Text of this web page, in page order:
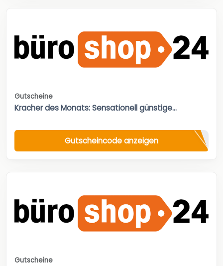
Gutscheine
Kracher des Monats: Sensationell günstige...
Gutscheincode anzeigen
Gutscheine